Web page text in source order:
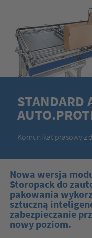
STANDARD
Komunikat prasowy z
Nowa wersja
Storopack do
pakowania
sztuczną
zabezpieczanie
nowy poziom.